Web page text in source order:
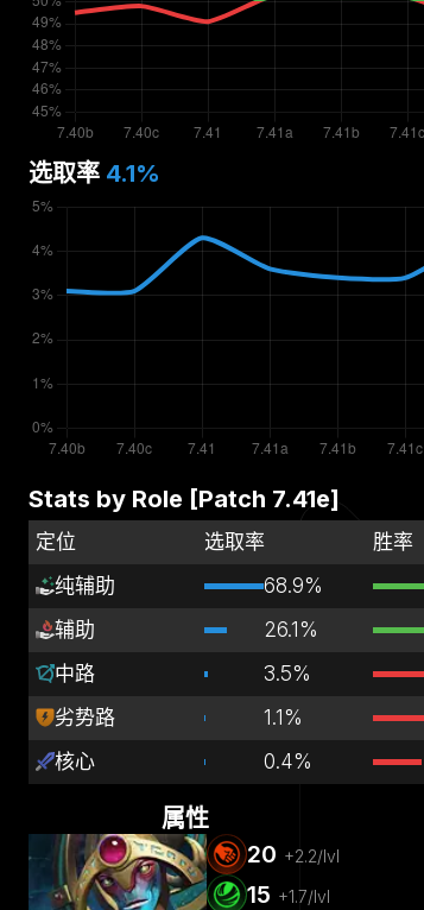
选取率 4.1%
Stats by Role [Patch 7.41e]
定位 选取率 胜率
纯辅助
68.9%
辅助
26.1%
中路
3.5%
劣势路
1.1%
核心
0.4%
属性
20 +2.2/lvl
15 +1.7/lvl